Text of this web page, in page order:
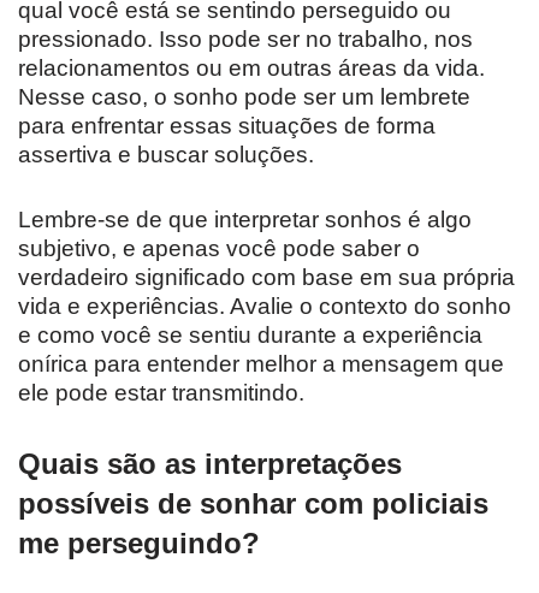
qual você está se sentindo perseguido ou
pressionado. Isso pode ser no trabalho, nos
relacionamentos ou em outras áreas da vida.
Nesse caso, o sonho pode ser um lembrete
para enfrentar essas situações de forma
assertiva e buscar soluções.
Lembre-se de que interpretar sonhos é algo
subjetivo, e apenas você pode saber o
verdadeiro significado com base em sua própria
vida e experiências. Avalie o contexto do sonho
e como você se sentiu durante a experiência
onírica para entender melhor a mensagem que
ele pode estar transmitindo.
Quais são as interpretações
possíveis de sonhar com policiais
me perseguindo?